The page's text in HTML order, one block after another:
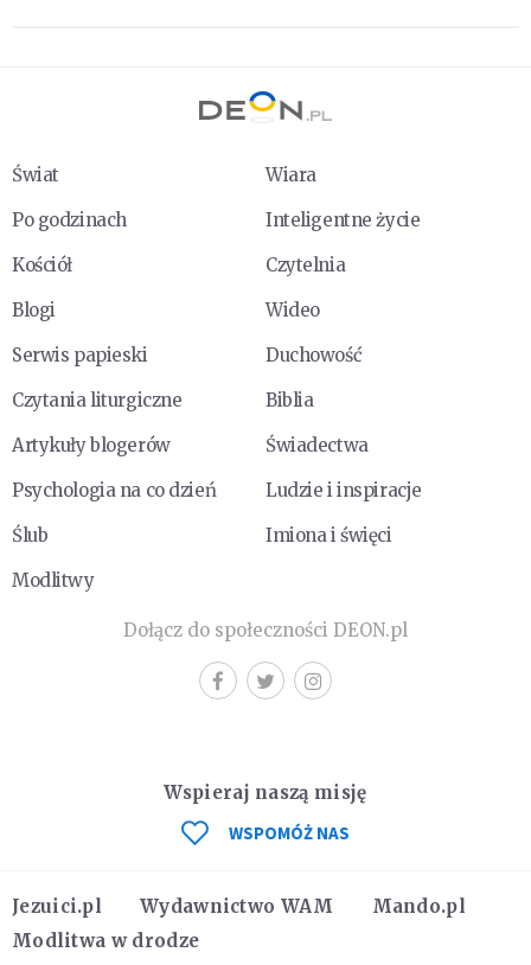
Świat
Wiara
Po godzinach
Inteligentne życie
Kościół
Czytelnia
Blogi
Wideo
Serwis papieski
Duchowość
Czytania liturgiczne
Biblia
Artykuły blogerów
Świadectwa
Psychologia na co dzień
Ludzie i inspiracje
Ślub
Imiona i święci
Modlitwy
Dołącz do społeczności DEON.pl
Jezuici.pl Wydawnictwo WAM
Mando.pl
Modlitwa w drodze
Wspieraj naszą misję
WSPOMÓŻ NAS